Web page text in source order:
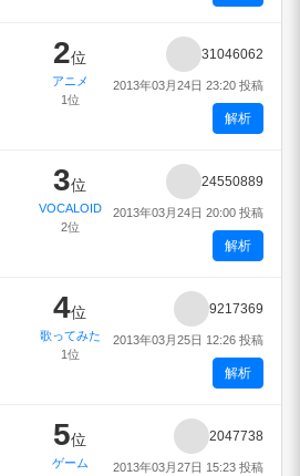
2位
アニメ
1位
31046062
2013年03月24日 23:20 投稿
解析
3位
VOCALOID
2位
24550889
2013年03月24日 20:00 投稿
解析
4位
歌ってみた
1位
9217369
2013年03月25日 12:26 投稿
解析
5位
ゲーム
2047738
2013年03月27日 15:23 投稿